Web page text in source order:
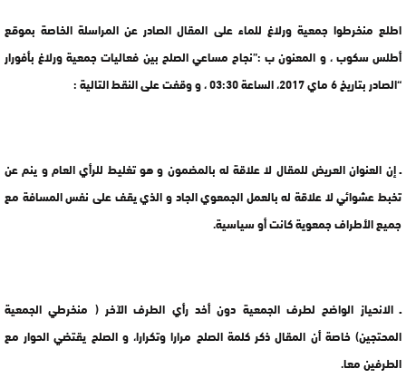
اطلع منخرطوا جمعية ورلاغ للماء على المقال الصادر عن المراسلة الخاصة بموقع
أطلس سكوب ، و المعنون ب :”نجاح مساعي الصلح بين فعاليات جمعية ورلاغ بأفورار
“الصادر بتاريخ 6 ماي 2017، الساعة 03:30 ، و وقفت على النقط التالية :
ـ إن العنوان العريض للمقال لا علاقة له بالمضمون و هو تغليط للرأي العام و ينم عن
تخبط عشوائي لا علاقة له بالعمل الجمعوي الجاد و الذي يقف على نفس المسافة مع
جميع الأطراف جمعوية كانت أو سياسية.
ـ الانحياز الواضح لطرف الجمعية دون أخد رأي الطرف الآخر ( منخرطي الجمعية
المحتجين) خاصة أن المقال ذكر كلمة الصلح مرارا وتكرارا، و الصلح يقتضي الحوار مع
الطرفين معا.